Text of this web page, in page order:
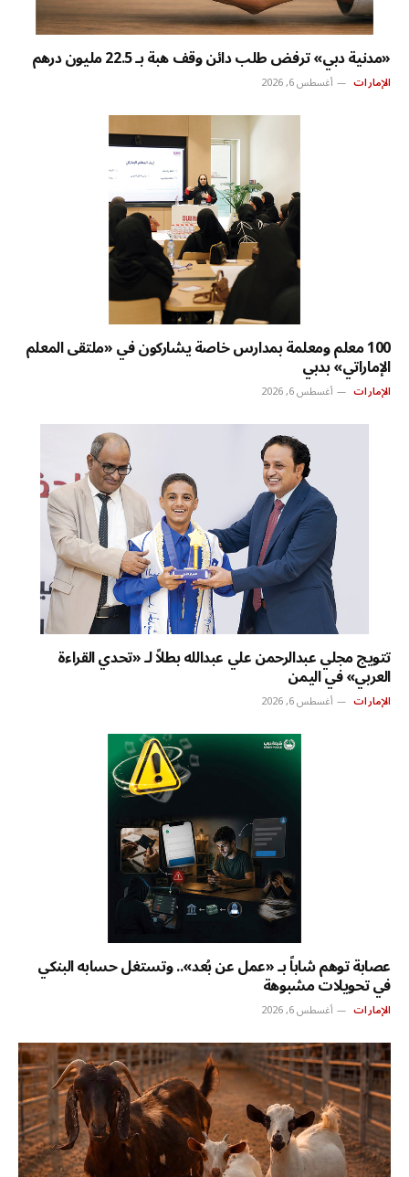
«مدنية دبي» ترفض طلب دائن وقف هبة بـ 22.5 مليون درهم
الإمارات أغسطس 6, 2026
100 معلم ومعلمة بمدارس خاصة يشاركون في «ملتقى المعلم
الإماراتي» بدبي
الإمارات أغسطس 6, 2026
تتويج مجلي عبدالرحمن علي عبدالله بطلاً لـ «تحدي القراءة
العربي» في اليمن
الإمارات أغسطس 6, 2026
عصابة توهم شاباً بـ «عمل عن بُعد».. وتستغل حسابه البنكي
في تحويلات مشبوهة
الإمارات أغسطس 6, 2026